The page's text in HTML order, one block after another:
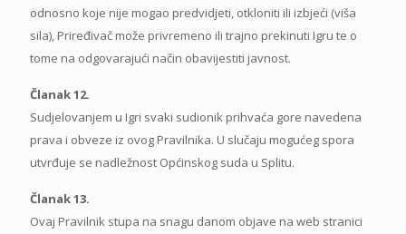
odnosno koje nije mogao predvidjeti, otkloniti ili izbjeći (viša
sila), Priređivač može privremeno ili trajno prekinuti Igru te o
tome na odgovarajući način obavijestiti javnost.
Članak 12.
Sudjelovanjem u Igri svaki sudionik prihvaća gore navedena
prava i obveze iz ovog Pravilnika. U slučaju mogućeg spora
utvrđuje se nadležnost Općinskog suda u Splitu.
Članak 13.
Ovaj Pravilnik stupa na snagu danom objave na web stranici